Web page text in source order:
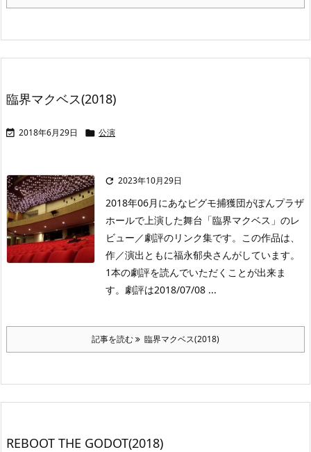
臨界マクベス(2018)
 2018年6月29日  公演
 2023年10月29日
2018年06月にあなピグモ捕獲団がぽんプラザ
ホールで上演した舞台「臨界マクベス」のレ
ビュー／劇評のリンク集です。この作品は、
作／演出ともに福永郁央さんがしています。
1本の劇評を読んでいただくことが出来ま
す。劇評は2018/07/08 ...
記事を読む 臨界マクベス(2018)
REBOOT THE GODOT(2018)